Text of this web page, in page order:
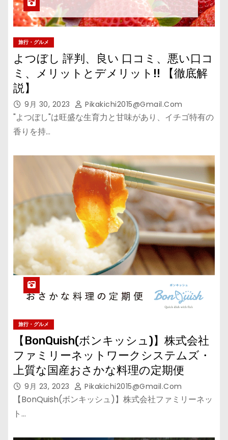
旅行・グルメ
よつぼし 評判、良い 口コミ、悪い口コ
ミ、メリットとデメリット!! 【徹底解
説】
9月 30, 2023 Pikakichi2015@gmail.com
"よつぼし"は旺盛な生育力と甘味があり、イチゴ特有の
香りを持…
旅行・グルメ
【BonQuish(ボンキッシュ)】株式会社
ファミリーネットワークシステムズ・
上質な国産おさかな料理の定期便
9月 23, 2023 Pikakichi2015@gmail.com
【BonQuish(ボンキッシュ)】株式会社ファミリーネッ
ト…